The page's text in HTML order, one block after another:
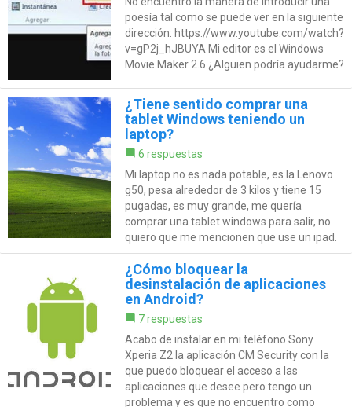
poesía tal como se puede ver en la siguiente
dirección: https://www.youtube.com/watch?
v=gP2j_hJBUYA Mi editor es el Windows
Movie Maker 2.6 ¿Alguien podría ayudarme?
¿Tiene sentido comprar una
tablet Windows teniendo un
laptop?
6 respuestas
Mi laptop no es nada potable, es la Lenovo
g50, pesa alrededor de 3 kilos y tiene 15
pugadas, es muy grande, me quería
comprar una tablet windows para salir, no
quiero que me mencionen que use un ipad.
¿Cómo bloquear la
desinstalación de aplicaciones
en Android?
7 respuestas
Acabo de instalar en mi teléfono Sony
Xperia Z2 la aplicación CM Security con la
que puedo bloquear el acceso a las
aplicaciones que desee pero tengo un
problema y es que no encuentro como